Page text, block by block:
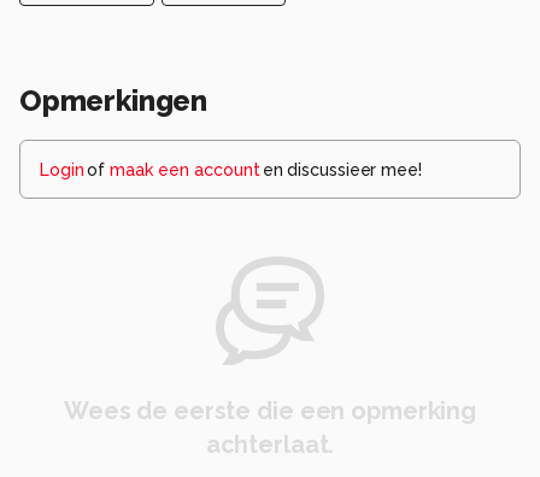
Opmerkingen
Loginof maak een account en discussieer mee!
Wees de eerste die een opmerking
achterlaat.